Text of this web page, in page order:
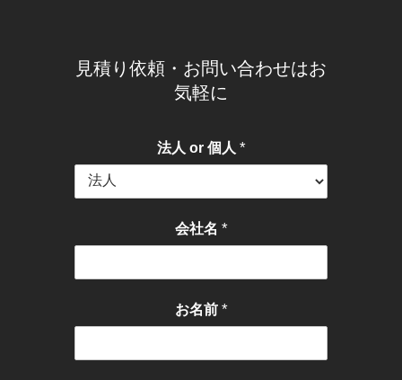
見積り依頼・お問い合わせはお
気軽に
法人 or 個人 *
会社名 *
お名前 *